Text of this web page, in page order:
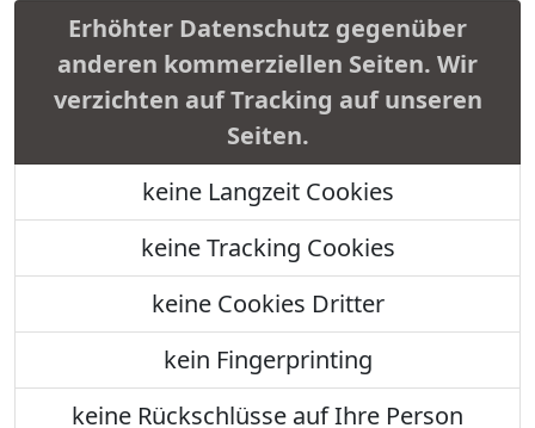
Erhöhter Datenschutz gegenüber
anderen kommerziellen Seiten. Wir
verzichten auf Tracking auf unseren
Seiten.
keine Langzeit Cookies
keine Tracking Cookies
keine Cookies Dritter
kein Fingerprinting
keine Rückschlüsse auf Ihre Person